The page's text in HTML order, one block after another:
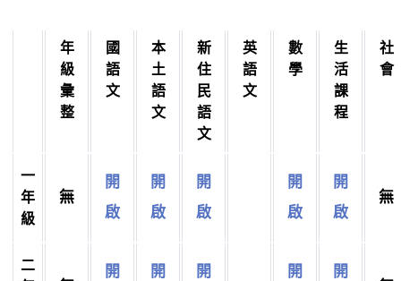
年
級
彙
整
國
語
文
本
土
語
文
新
住
民
語
文
英
語
文
數
學
生
活
課
程
社
會
一
年
級
無
開
啟
開
啟
開
啟
開
啟
開
啟
無
二
開
開
開
開
開